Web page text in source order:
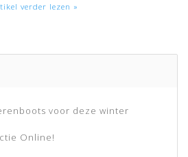
verder lezen »
voor deze winter
Online!